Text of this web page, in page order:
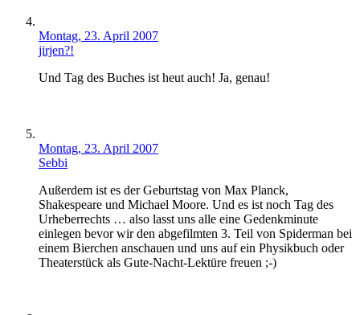
Montag, 23. April 2007
jirjen?!
Und Tag des Buches ist heut auch! Ja, genau!
Montag, 23. April 2007
Sebbi
Außerdem ist es der Geburtstag von Max Planck,
Shakespeare und Michael Moore. Und es ist noch Tag des
Urheberrechts … also lasst uns alle eine Gedenkminute
einlegen bevor wir den abgefilmten 3. Teil von Spiderman bei
einem Bierchen anschauen und uns auf ein Physikbuch oder
Theaterstück als Gute-Nacht-Lektüre freuen ;-)